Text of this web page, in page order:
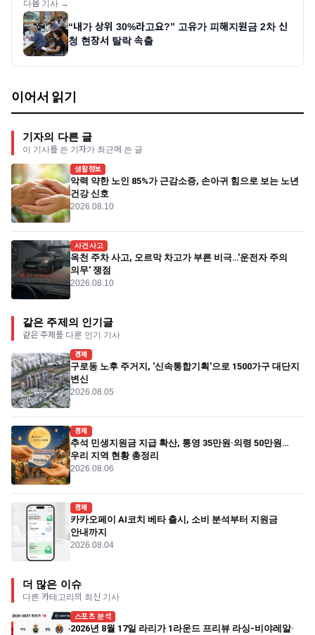
다음 기사 →
“내가 상위 30%라고요?” 고유가 피해지원금 2차 신
청 현장서 탈락 속출
이어서 읽기
기자의 다른 글
이 기사를 쓴 기자가 최근에 쓴 글
생활정보
악력 약한 노인 85%가 근감소증, 손아귀 힘으로 보는 노년
건강 신호
2026.08.10
사건사고
옥천 주차 사고, 오르막 차고가 부른 비극…'운전자 주의
의무' 쟁점
2026.08.10
같은 주제의 인기글
같은 주제를 다룬 인기 기사
경제
구로동 노후 주거지, '신속통합기획'으로 1500가구 대단지
변신
2026.08.05
경제
추석 민생지원금 지급 확산, 통영 35만원·의령 50만원…
우리 지역 현황 총정리
2026.08.06
경제
카카오페이 AI코치 베타 출시, 소비 분석부터 지원금
안내까지
2026.08.04
더 많은 이슈
다른 카테고리의 최신 기사
스포츠 분석
2026년 8월 17일 라리가 1라운드 프리뷰 라싱-비야레알·